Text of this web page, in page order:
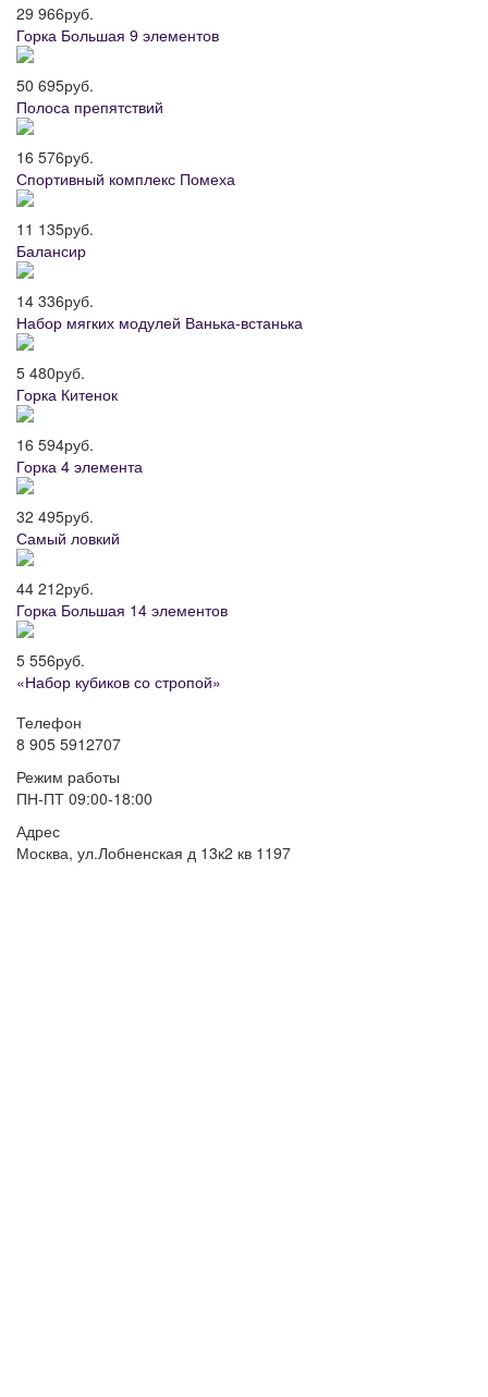
29 966руб.
Горка Большая 9 элементов
50 695руб.
Полоса препятствий
16 576руб.
Спортивный комплекс Помеха
11 135руб.
Балансир
14 336руб.
Набор мягких модулей Ванька-встанька
5 480руб.
Горка Китенок
16 594руб.
Горка 4 элемента
32 495руб.
Самый ловкий
44 212руб.
Горка Большая 14 элементов
5 556руб.
«Набор кубиков со стропой»
Телефон
8 905 5912707
Режим работы
ПН-ПТ 09:00-18:00
Адрес
Москва, ул.Лобненская д 13к2 кв 1197